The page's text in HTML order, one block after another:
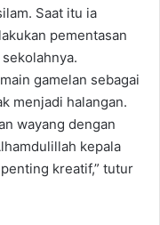
Saat itu ia
pementasan
gamelan sebagai
menjadi halangan.
wayang dengan
kepala
kreatif,” tutur